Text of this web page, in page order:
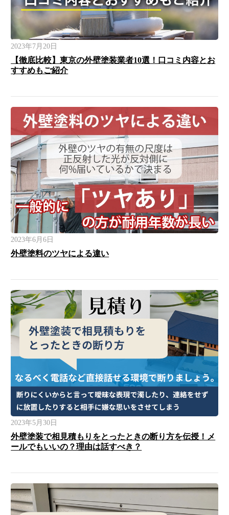
2023年7月20日
【徹底比較】東京の外壁塗装業者10選！口コミ内容とお
すすめもご紹介
2023年6月6日
外壁塗料のツヤによる違い
2023年5月30日
外壁塗装で相見積もりをとったときの断り方を伝授！メ
ールでもいいの？理由は話すべき？